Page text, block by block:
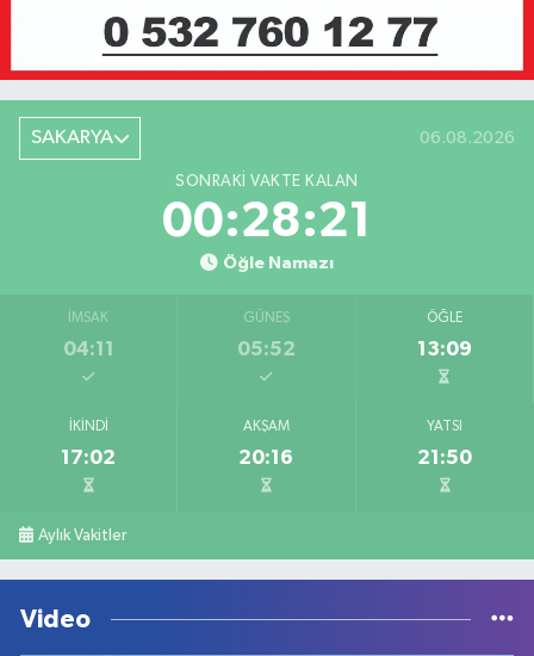
SAKARYA 06.08.2026
SONRAKI VAKTE KALAN
00:28:21
Öğle Namazı
İMSAK
04:11
GÜNEŞ
05:52
ÖĞLE
13:09
İKINDI
17:02
AKŞAM
20:16
YATSI
21:50
Aylık Vakitler
Video